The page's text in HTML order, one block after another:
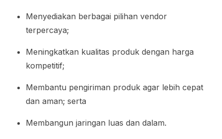
Menyediakan berbagai pilihan vendor
terpercaya;
Meningkatkan kualitas produk dengan harga
kompetitif;
Membantu pengiriman produk agar lebih cepat
dan aman; serta
Membangun jaringan luas dan dalam.